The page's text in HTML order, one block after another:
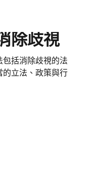
除歧視
括消除歧視的法
立法、政策與行